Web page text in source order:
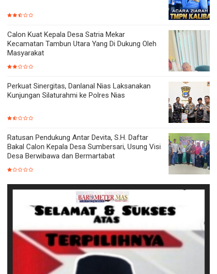
Calon Kuat Kepala Desa Satria Mekar
Kecamatan Tambun Utara Yang Di Dukung Oleh
Masyarakat
Perkuat Sinergitas, Danlanal Nias Laksanakan
Kunjungan Silaturahmi ke Polres Nias
Ratusan Pendukung Antar Devita, S.H. Daftar
Bakal Calon Kepala Desa Sumbersari, Usung Visi
Desa Berwibawa dan Bermartabat